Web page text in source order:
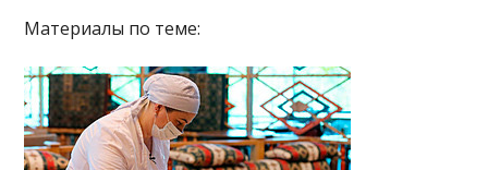
Материалы по теме: